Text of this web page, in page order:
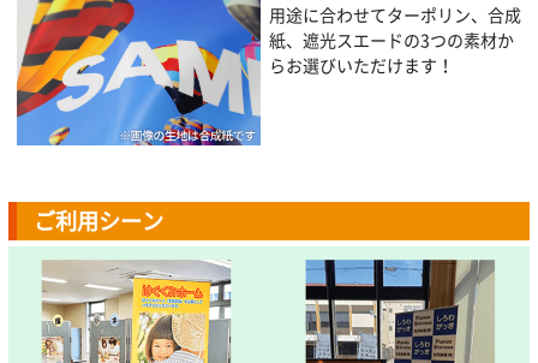
用途に合わせてターポリン、合成
紙、遮光スエードの3つの素材か
らお選びいただけます！
ご利用シーン